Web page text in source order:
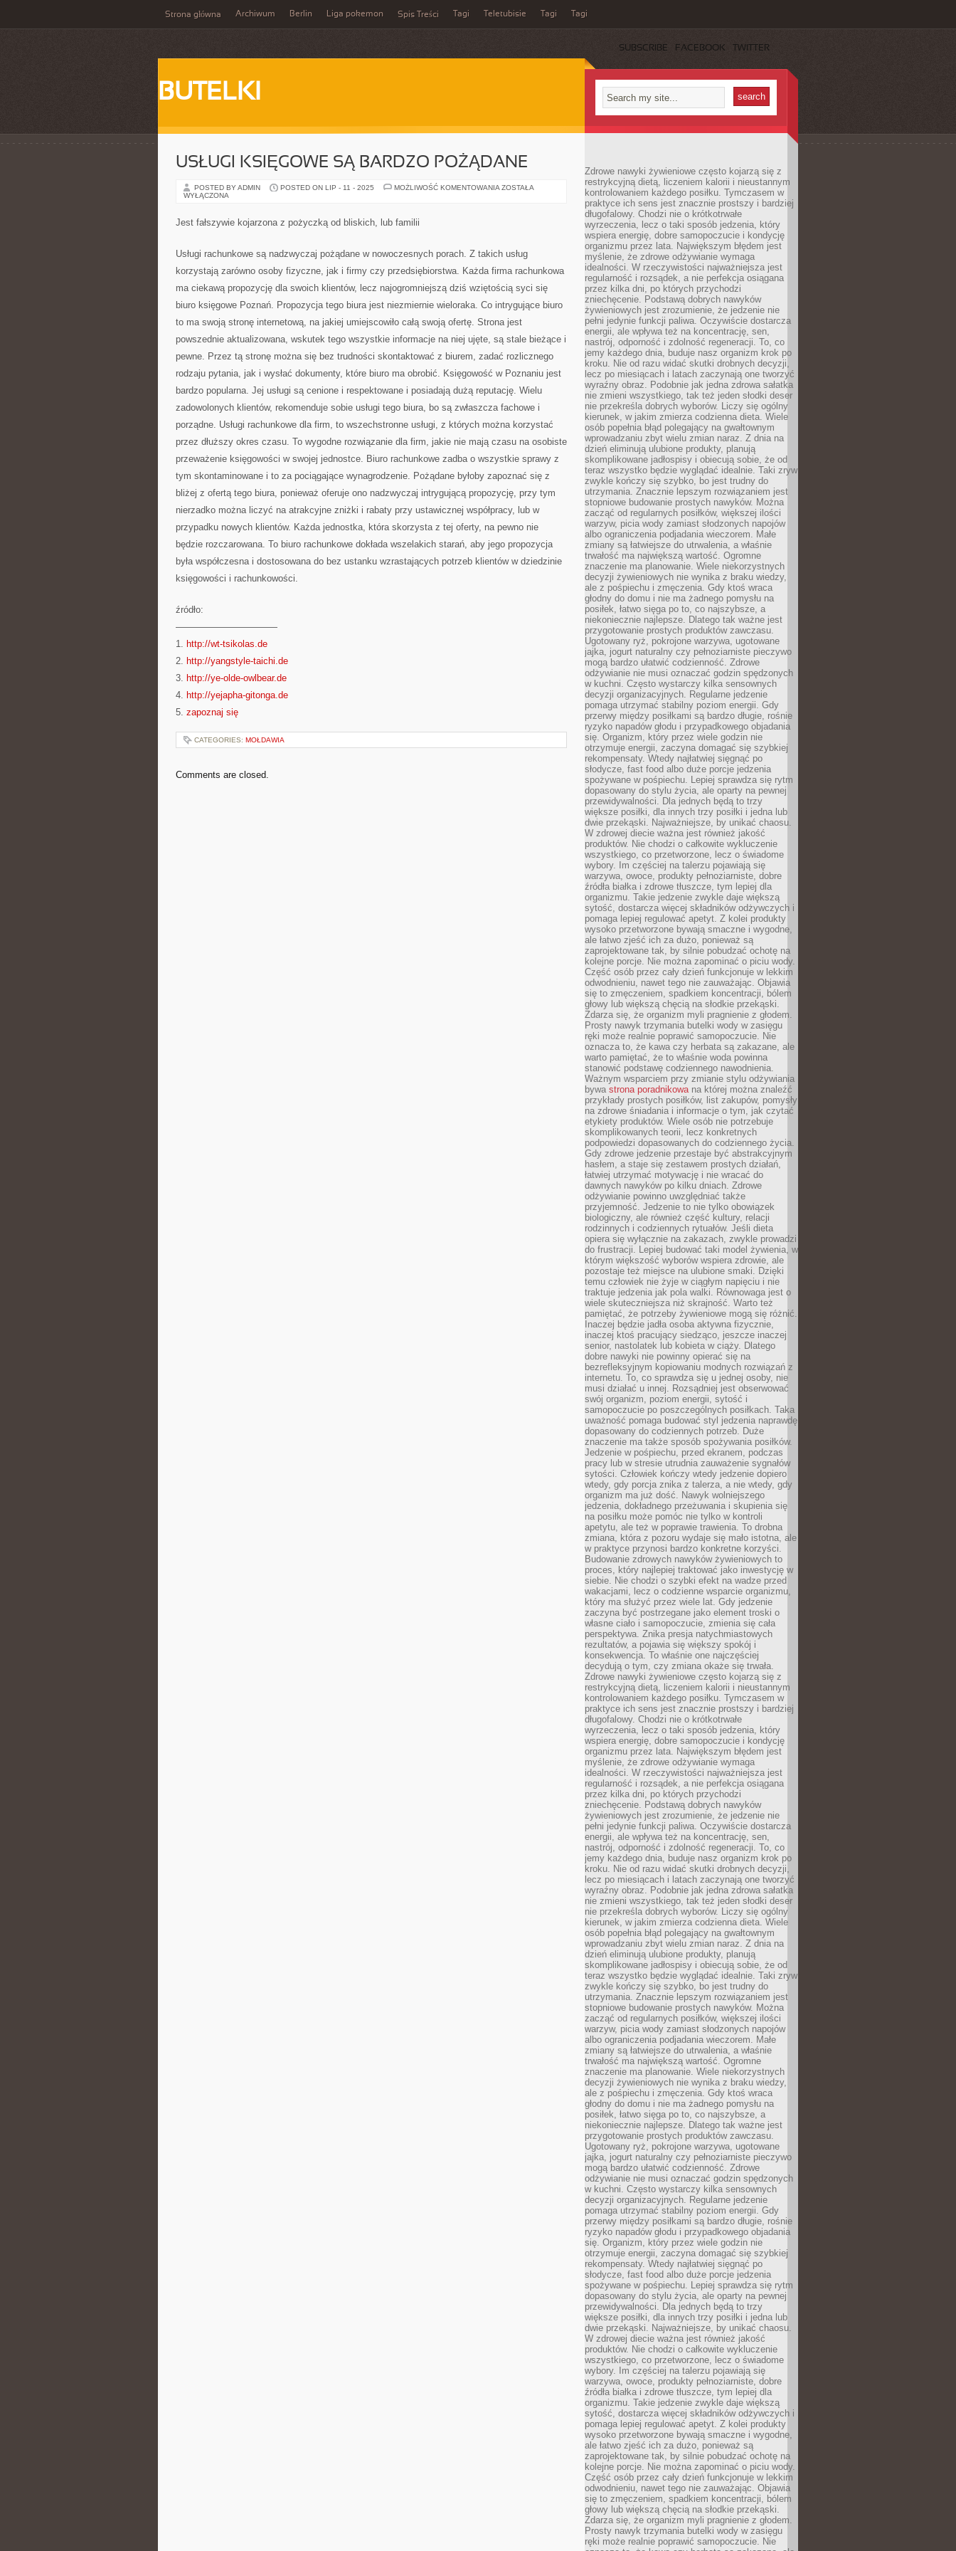
Strona główna Archiwum Berlin Liga pokemon Spis Treści Tagi Teletubisie Tagi Tagi
SUBSCRIBE FACEBOOK TWITTER
BUTELKI
USŁUGI KSIĘGOWE SĄ BARDZO POŻĄDANE
POSTED BY ADMIN POSTED ON LIP - 11 - 2025 MOŻLIWOŚĆ KOMENTOWANIA USŁUGI
ZOSTAŁA
WYŁĄCZONA
Jest fałszywie kojarzona z pożyczką od bliskich, lub familii
Usługi rachunkowe są nadzwyczaj pożądane w nowoczesnych porach. Z takich usług
korzystają zarówno osoby fizyczne, jak i firmy czy przedsiębiorstwa. Każda firma rachunkowa
ma ciekawą propozycję dla swoich klientów, lecz najogromniejszą dziś wziętością syci się
biuro księgowe Poznań. Propozycja tego biura jest niezmiernie wieloraka. Co intrygujące biuro
to ma swoją stronę internetową, na jakiej umiejscowiło całą swoją ofertę. Strona jest
powszednie aktualizowana, wskutek tego wszystkie informacje na niej ujęte, są stale bieżące i
pewne. Przez tą stronę można się bez trudności skontaktować z biurem, zadać rozlicznego
rodzaju pytania, jak i wysłać dokumenty, które biuro ma obrobić. Księgowość w Poznaniu jest
bardzo popularna. Jej usługi są cenione i respektowane i posiadają dużą reputację. Wielu
zadowolonych klientów, rekomenduje sobie usługi tego biura, bo są zwłaszcza fachowe i
porządne. Usługi rachunkowe dla firm, to wszechstronne usługi, z których można korzystać
przez dłuższy okres czasu. To wygodne rozwiązanie dla firm, jakie nie mają czasu na osobiste
przeważenie księgowości w swojej jednostce. Biuro rachunkowe zadba o wszystkie sprawy z
tym skontaminowane i to za pociągające wynagrodzenie. Pożądane byłoby zapoznać się z
bliżej z ofertą tego biura, ponieważ oferuje ono nadzwyczaj intrygującą propozycję, przy tym
nierzadko można liczyć na atrakcyjne zniżki i rabaty przy ustawicznej współpracy, lub w
przypadku nowych klientów. Każda jednostka, która skorzysta z tej oferty, na pewno nie
będzie rozczarowana. To biuro rachunkowe dokłada wszelakich starań, aby jego propozycja
była współczesna i dostosowana do bez ustanku wzrastających potrzeb klientów w dziedzinie
księgowości i rachunkowości.
źródło:
———————————
1. http://wt-tsikolas.de
2. http://yangstyle-taichi.de
3. http://ye-olde-owlbear.de
4. http://yejapha-gitonga.de
5. zapoznaj się
CATEGORIES: MOŁDAWIA
Comments are closed.
Zdrowe nawyki żywieniowe często kojarzą się z
restrykcyjną dietą, liczeniem kalorii i nieustannym
kontrolowaniem każdego posiłku. Tymczasem w
praktyce ich sens jest znacznie prostszy i bardziej
długofalowy. Chodzi nie o krótkotrwałe
wyrzeczenia, lecz o taki sposób jedzenia, który
wspiera energię, dobre samopoczucie i kondycję
organizmu przez lata. Największym błędem jest
myślenie, że zdrowe odżywianie wymaga
idealności. W rzeczywistości najważniejsza jest
regularność i rozsądek, a nie perfekcja osiągana
przez kilka dni, po których przychodzi
zniechęcenie. Podstawą dobrych nawyków
żywieniowych jest zrozumienie, że jedzenie nie
pełni jedynie funkcji paliwa. Oczywiście dostarcza
energii, ale wpływa też na koncentrację, sen,
nastrój, odporność i zdolność regeneracji. To, co
jemy każdego dnia, buduje nasz organizm krok po
kroku. Nie od razu widać skutki drobnych decyzji,
lecz po miesiącach i latach zaczynają one tworzyć
wyraźny obraz. Podobnie jak jedna zdrowa sałatka
nie zmieni wszystkiego, tak też jeden słodki deser
nie przekreśla dobrych wyborów. Liczy się ogólny
kierunek, w jakim zmierza codzienna dieta. Wiele
osób popełnia błąd polegający na gwałtownym
wprowadzaniu zbyt wielu zmian naraz. Z dnia na
dzień eliminują ulubione produkty, planują
skomplikowane jadłospisy i obiecują sobie, że od
teraz wszystko będzie wyglądać idealnie. Taki zryw
zwykle kończy się szybko, bo jest trudny do
utrzymania. Znacznie lepszym rozwiązaniem jest
stopniowe budowanie prostych nawyków. Można
zacząć od regularnych posiłków, większej ilości
warzyw, picia wody zamiast słodzonych napojów
albo ograniczenia podjadania wieczorem. Małe
zmiany są łatwiejsze do utrwalenia, a właśnie
trwałość ma największą wartość. Ogromne
znaczenie ma planowanie. Wiele niekorzystnych
decyzji żywieniowych nie wynika z braku wiedzy,
ale z pośpiechu i zmęczenia. Gdy ktoś wraca
głodny do domu i nie ma żadnego pomysłu na
posiłek, łatwo sięga po to, co najszybsze, a
niekoniecznie najlepsze. Dlatego tak ważne jest
przygotowanie prostych produktów zawczasu.
Ugotowany ryż, pokrojone warzywa, ugotowane
jajka, jogurt naturalny czy pełnoziarniste pieczywo
mogą bardzo ułatwić codzienność. Zdrowe
odżywianie nie musi oznaczać godzin spędzonych
w kuchni. Często wystarczy kilka sensownych
decyzji organizacyjnych. Regularne jedzenie
pomaga utrzymać stabilny poziom energii. Gdy
przerwy między posiłkami są bardzo długie, rośnie
ryzyko napadów głodu i przypadkowego objadania
się. Organizm, który przez wiele godzin nie
otrzymuje energii, zaczyna domagać się szybkiej
rekompensaty. Wtedy najłatwiej sięgnąć po
słodycze, fast food albo duże porcje jedzenia
spożywane w pośpiechu. Lepiej sprawdza się rytm
dopasowany do stylu życia, ale oparty na pewnej
przewidywalności. Dla jednych będą to trzy
większe posiłki, dla innych trzy posiłki i jedna lub
dwie przekąski. Najważniejsze, by unikać chaosu.
W zdrowej diecie ważna jest również jakość
produktów. Nie chodzi o całkowite wykluczenie
wszystkiego, co przetworzone, lecz o świadome
wybory. Im częściej na talerzu pojawiają się
warzywa, owoce, produkty pełnoziarniste, dobre
źródła białka i zdrowe tłuszcze, tym lepiej dla
organizmu. Takie jedzenie zwykle daje większą
sytość, dostarcza więcej składników odżywczych i
pomaga lepiej regulować apetyt. Z kolei produkty
wysoko przetworzone bywają smaczne i wygodne,
ale łatwo zjeść ich za dużo, ponieważ są
zaprojektowane tak, by silnie pobudzać ochotę na
kolejne porcje. Nie można zapominać o piciu wody.
Część osób przez cały dzień funkcjonuje w lekkim
odwodnieniu, nawet tego nie zauważając. Objawia
się to zmęczeniem, spadkiem koncentracji, bólem
głowy lub większą chęcią na słodkie przekąski.
Zdarza się, że organizm myli pragnienie z głodem.
Prosty nawyk trzymania butelki wody w zasięgu
ręki może realnie poprawić samopoczucie. Nie
oznacza to, że kawa czy herbata są zakazane, ale
warto pamiętać, że to właśnie woda powinna
stanowić podstawę codziennego nawodnienia.
Ważnym wsparciem przy zmianie stylu odżywiania
bywa strona poradnikowana której można znaleźć
przykłady prostych posiłków, list zakupów, pomysły
na zdrowe śniadania i informacje o tym, jak czytać
etykiety produktów. Wiele osób nie potrzebuje
skomplikowanych teorii, lecz konkretnych
podpowiedzi dopasowanych do codziennego życia.
Gdy zdrowe jedzenie przestaje być abstrakcyjnym
hasłem, a staje się zestawem prostych działań,
łatwiej utrzymać motywację i nie wracać do
dawnych nawyków po kilku dniach. Zdrowe
odżywianie powinno uwzględniać także
przyjemność. Jedzenie to nie tylko obowiązek
biologiczny, ale również część kultury, relacji
rodzinnych i codziennych rytuałów. Jeśli dieta
opiera się wyłącznie na zakazach, zwykle prowadzi
do frustracji. Lepiej budować taki model żywienia, w
którym większość wyborów wspiera zdrowie, ale
pozostaje też miejsce na ulubione smaki. Dzięki
temu człowiek nie żyje w ciągłym napięciu i nie
traktuje jedzenia jak pola walki. Równowaga jest o
wiele skuteczniejsza niż skrajność. Warto też
pamiętać, że potrzeby żywieniowe mogą się różnić.
Inaczej będzie jadła osoba aktywna fizycznie,
inaczej ktoś pracujący siedząco, jeszcze inaczej
senior, nastolatek lub kobieta w ciąży. Dlatego
dobre nawyki nie powinny opierać się na
bezrefleksyjnym kopiowaniu modnych rozwiązań z
internetu. To, co sprawdza się u jednej osoby, nie
musi działać u innej. Rozsądniej jest obserwować
swój organizm, poziom energii, sytość i
samopoczucie po poszczególnych posiłkach. Taka
uważność pomaga budować styl jedzenia naprawdę
dopasowany do codziennych potrzeb. Duże
znaczenie ma także sposób spożywania posiłków.
Jedzenie w pośpiechu, przed ekranem, podczas
pracy lub w stresie utrudnia zauważenie sygnałów
sytości. Człowiek kończy wtedy jedzenie dopiero
wtedy, gdy porcja znika z talerza, a nie wtedy, gdy
organizm ma już dość. Nawyk wolniejszego
jedzenia, dokładnego przeżuwania i skupienia się
na posiłku może pomóc nie tylko w kontroli
apetytu, ale też w poprawie trawienia. To drobna
zmiana, która z pozoru wydaje się mało istotna, ale
w praktyce przynosi bardzo konkretne korzyści.
Budowanie zdrowych nawyków żywieniowych to
proces, który najlepiej traktować jako inwestycję w
siebie. Nie chodzi o szybki efekt na wadze przed
wakacjami, lecz o codzienne wsparcie organizmu,
który ma służyć przez wiele lat. Gdy jedzenie
zaczyna być postrzegane jako element troski o
własne ciało i samopoczucie, zmienia się cała
perspektywa. Znika presja natychmiastowych
rezultatów, a pojawia się większy spokój i
konsekwencja. To właśnie one najczęściej
decydują o tym, czy zmiana okaże się trwała.
Zdrowe nawyki żywieniowe często kojarzą się z
restrykcyjną dietą, liczeniem kalorii i nieustannym
kontrolowaniem każdego posiłku. Tymczasem w
praktyce ich sens jest znacznie prostszy i bardziej
długofalowy. Chodzi nie o krótkotrwałe
wyrzeczenia, lecz o taki sposób jedzenia, który
wspiera energię, dobre samopoczucie i kondycję
organizmu przez lata. Największym błędem jest
myślenie, że zdrowe odżywianie wymaga
idealności. W rzeczywistości najważniejsza jest
regularność i rozsądek, a nie perfekcja osiągana
przez kilka dni, po których przychodzi
zniechęcenie. Podstawą dobrych nawyków
żywieniowych jest zrozumienie, że jedzenie nie
pełni jedynie funkcji paliwa. Oczywiście dostarcza
energii, ale wpływa też na koncentrację, sen,
nastrój, odporność i zdolność regeneracji. To, co
jemy każdego dnia, buduje nasz organizm krok po
kroku. Nie od razu widać skutki drobnych decyzji,
lecz po miesiącach i latach zaczynają one tworzyć
wyraźny obraz. Podobnie jak jedna zdrowa sałatka
nie zmieni wszystkiego, tak też jeden słodki deser
nie przekreśla dobrych wyborów. Liczy się ogólny
kierunek, w jakim zmierza codzienna dieta. Wiele
osób popełnia błąd polegający na gwałtownym
wprowadzaniu zbyt wielu zmian naraz. Z dnia na
dzień eliminują ulubione produkty, planują
skomplikowane jadłospisy i obiecują sobie, że od
teraz wszystko będzie wyglądać idealnie. Taki zryw
zwykle kończy się szybko, bo jest trudny do
utrzymania. Znacznie lepszym rozwiązaniem jest
stopniowe budowanie prostych nawyków. Można
zacząć od regularnych posiłków, większej ilości
warzyw, picia wody zamiast słodzonych napojów
albo ograniczenia podjadania wieczorem. Małe
zmiany są łatwiejsze do utrwalenia, a właśnie
trwałość ma największą wartość. Ogromne
znaczenie ma planowanie. Wiele niekorzystnych
decyzji żywieniowych nie wynika z braku wiedzy,
ale z pośpiechu i zmęczenia. Gdy ktoś wraca
głodny do domu i nie ma żadnego pomysłu na
posiłek, łatwo sięga po to, co najszybsze, a
niekoniecznie najlepsze. Dlatego tak ważne jest
przygotowanie prostych produktów zawczasu.
Ugotowany ryż, pokrojone warzywa, ugotowane
jajka, jogurt naturalny czy pełnoziarniste pieczywo
mogą bardzo ułatwić codzienność. Zdrowe
odżywianie nie musi oznaczać godzin spędzonych
w kuchni. Często wystarczy kilka sensownych
decyzji organizacyjnych. Regularne jedzenie
pomaga utrzymać stabilny poziom energii. Gdy
przerwy między posiłkami są bardzo długie, rośnie
ryzyko napadów głodu i przypadkowego objadania
się. Organizm, który przez wiele godzin nie
otrzymuje energii, zaczyna domagać się szybkiej
rekompensaty. Wtedy najłatwiej sięgnąć po
słodycze, fast food albo duże porcje jedzenia
spożywane w pośpiechu. Lepiej sprawdza się rytm
dopasowany do stylu życia, ale oparty na pewnej
przewidywalności. Dla jednych będą to trzy
większe posiłki, dla innych trzy posiłki i jedna lub
dwie przekąski. Najważniejsze, by unikać chaosu.
W zdrowej diecie ważna jest również jakość
produktów. Nie chodzi o całkowite wykluczenie
wszystkiego, co przetworzone, lecz o świadome
wybory. Im częściej na talerzu pojawiają się
warzywa, owoce, produkty pełnoziarniste, dobre
źródła białka i zdrowe tłuszcze, tym lepiej dla
organizmu. Takie jedzenie zwykle daje większą
sytość, dostarcza więcej składników odżywczych i
pomaga lepiej regulować apetyt. Z kolei produkty
wysoko przetworzone bywają smaczne i wygodne,
ale łatwo zjeść ich za dużo, ponieważ są
zaprojektowane tak, by silnie pobudzać ochotę na
kolejne porcje. Nie można zapominać o piciu wody.
Część osób przez cały dzień funkcjonuje w lekkim
odwodnieniu, nawet tego nie zauważając. Objawia
się to zmęczeniem, spadkiem koncentracji, bólem
głowy lub większą chęcią na słodkie przekąski.
Zdarza się, że organizm myli pragnienie z głodem.
Prosty nawyk trzymania butelki wody w zasięgu
ręki może realnie poprawić samopoczucie. Nie